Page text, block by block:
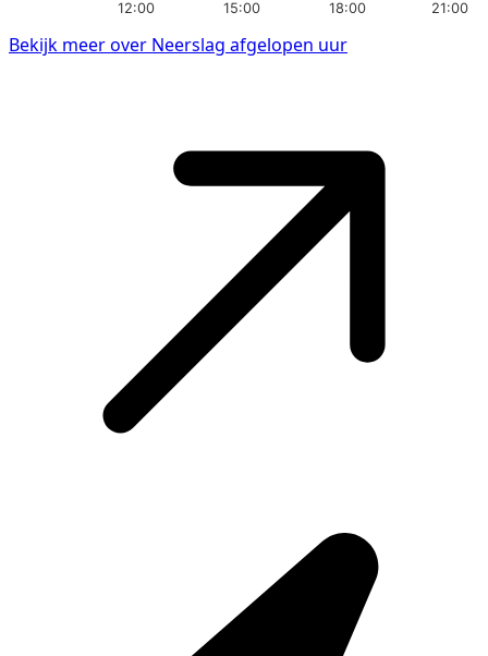
12:00 15:00 18:00 21:00
Bekijk meer over Neerslag afgelopen uur